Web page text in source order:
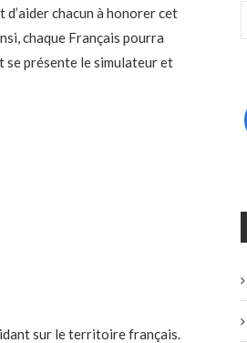
chacun à honorer cet
chaque Français pourra
se présente le simulateur et
sur le territoire français.